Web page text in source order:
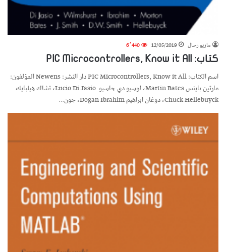
ماريو رحال 12/05/2019
6٬440
كتاب: PIC Microcontrollers, Know it All
اسم الكتاب: PIC Microcontrollers, Know it All دار النشر: Newens المؤلفون:
مارتين بايتس Martin Bates، لوسيو دي جاسيو Lucio Di Jasio، تشاك هيلبايك
Chuck Hellebuyck، دوغان ابراهيم Dogan Ibrahim، جون…